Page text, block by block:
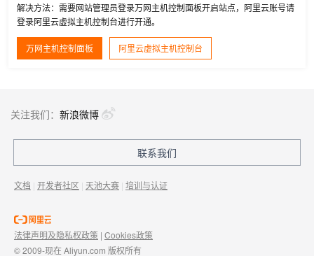
解决方法：需要网站管理员登录万网主机控制面板开启站点，阿里云账号请
登录阿里云虚拟主机控制台进行开通。
万网主机控制面板 阿里云虚拟主机控制台